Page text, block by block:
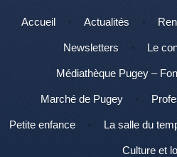
Menu
Aller au contenu
Accueil Actualités
Newsletters Le
Médiathèque Pugey –
Marché de Pugey
Petite enfance La salle du
Culture et